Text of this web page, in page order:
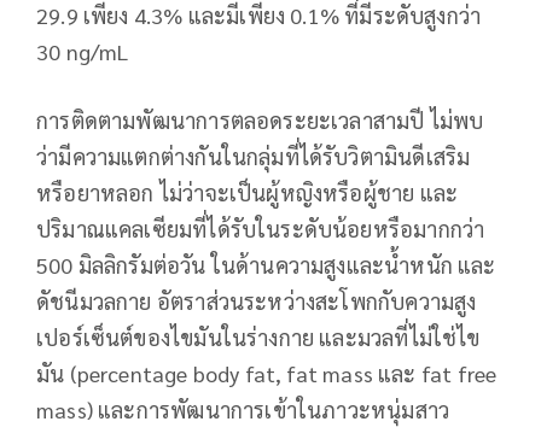
29.9 เพียง 4.3% และมีเพียง 0.1% ที่มีระดับสูงกว่า
30 ng/mL
การติดตามพัฒนาการตลอดระยะเวลาสามปี ไม่พบ
ว่ามีความแตกต่างกันในกลุ่มที่ได้รับวิตามินดีเสริม
หรือยาหลอก ไม่ว่าจะเป็นผู้หญิงหรือผู้ชาย และ
ปริมาณแคลเซียมที่ได้รับในระดับน้อยหรือมากกว่า
500 มิลลิกรัมต่อวัน ในด้านความสูงและน้ำหนัก และ
ดัชนีมวลกาย อัตราส่วนระหว่างสะโพกกับความสูง
เปอร์เซ็นต์ของไขมันในร่างกาย และมวลที่ไม่ใช่ไข
มัน (percentage body fat, fat mass และ fat free
mass) และการพัฒนาการเข้าในภาวะหนุ่มสาว